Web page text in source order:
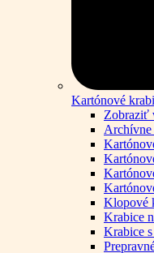
Kartónové
Zobraziť
Archívne
Klopové
Krabice
Krabice